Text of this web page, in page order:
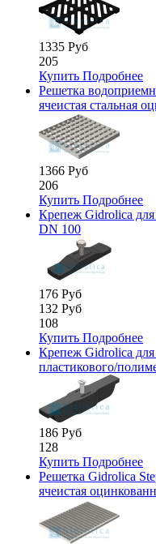
1335 Руб
205
Купить Подробнее
Решетка
ячеистая стальная
1366 Руб
206
Купить Подробнее
Крепеж Gidrolica для
DN 100
176 Руб
132 Руб
108
Купить Подробнее
Крепеж Gidrolica для
пластикового/
186 Руб
128
Купить Подробнее
Решетка Gidrolica
ячеистая